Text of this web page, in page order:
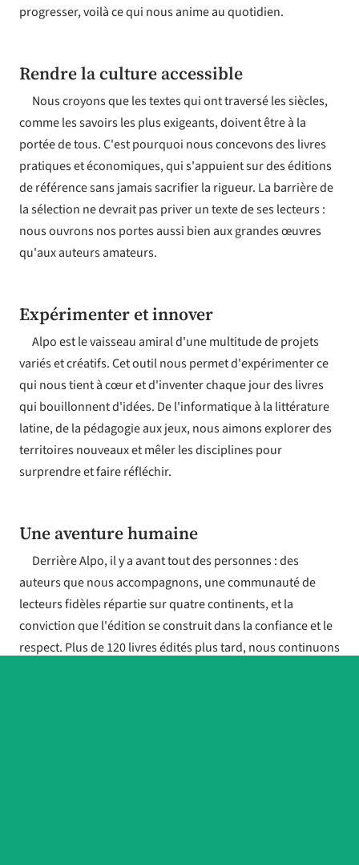
progresser, voilà ce qui nous anime au quotidien.
Rendre la culture accessible
Nous croyons que les textes qui ont traversé les siècles,
comme les savoirs les plus exigeants, doivent être à la
portée de tous. C'est pourquoi nous concevons des livres
pratiques et économiques, qui s'appuient sur des éditions
de référence sans jamais sacrifier la rigueur. La barrière de
la sélection ne devrait pas priver un texte de ses lecteurs :
nous ouvrons nos portes aussi bien aux grandes œuvres
qu'aux auteurs amateurs.
Expérimenter et innover
Alpo est le vaisseau amiral d'une multitude de projets
variés et créatifs. Cet outil nous permet d'expérimenter ce
qui nous tient à cœur et d'inventer chaque jour des livres
qui bouillonnent d'idées. De l'informatique à la littérature
latine, de la pédagogie aux jeux, nous aimons explorer des
territoires nouveaux et mêler les disciplines pour
surprendre et faire réfléchir.
Une aventure humaine
Derrière Alpo, il y a avant tout des personnes : des
auteurs que nous accompagnons, une communauté de
lecteurs fidèles répartie sur quatre continents, et la
conviction que l'édition se construit dans la confiance et le
respect. Plus de 120 livres édités plus tard, nous continuons